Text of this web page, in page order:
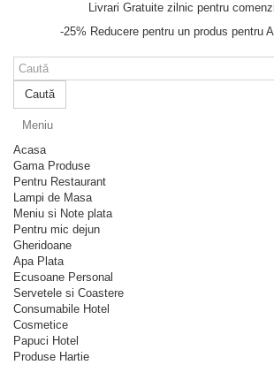
Livrari Gratuite zilnic pentru
-25% Reducere pentru un produs pentru
Caută
Meniu
Acasa
Gama Produse
Pentru Restaurant
Lampi de Masa
Meniu si Note plata
Pentru mic dejun
Gheridoane
Apa Plata
Ecusoane Personal
Servetele si Coastere
Consumabile Hotel
Cosmetice
Papuci Hotel
Produse Hartie